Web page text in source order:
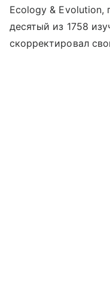
Ecology & Evolution,
десятый из 1758
скорректировал